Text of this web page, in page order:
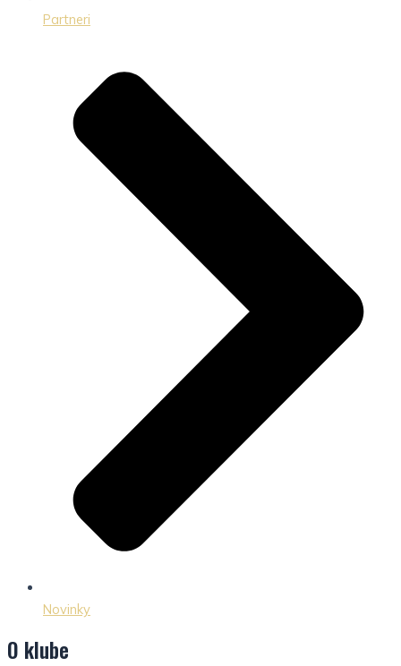
Partneri
Novinky
O klube